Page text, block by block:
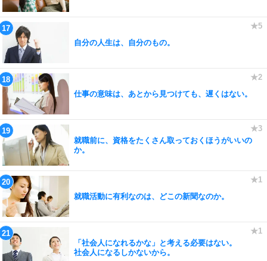
自分の人生は、自分のもの。
仕事の意味は、あとから見つけても、遅くはない。
就職前に、資格をたくさん取っておくほうがいいの
か。
就職活動に有利なのは、どこの新聞なのか。
「社会人になれるかな」と考える必要はない。
社会人になるしかないから。